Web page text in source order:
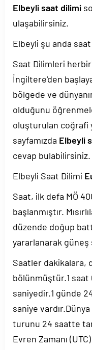
Elbeyli saat dilimi
ulaşabilirsiniz.
Elbeyli şu anda saat
Saat Dilimleri
İngiltere'den
bölgede ve
olduğunu
oluşturulan coğrafi
sayfamızda Elbeyli
cevap bulabilirsiniz.
Elbeyli Saat Dilimi
Saat, ilk defa MÖ
başlanmıştır.
düzende doğup
yararlanarak güneş
Saatler dakikalara,
bölünmüştür.1 saat
saniyedir.1 günde
saniye
turunu 24 saatte
Evren Zamanı